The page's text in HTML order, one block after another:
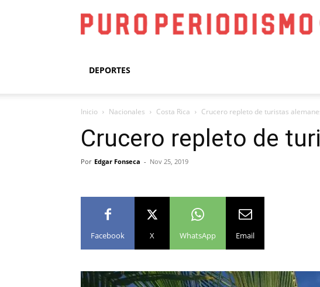
DEPORTES
Inicio Nacionales Costa Rica Crucero repleto de turistas
Crucero repleto de
Por Edgar Fonseca - Nov 25, 2019
Facebook X WhatsApp Email